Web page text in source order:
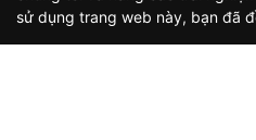
sử dụng trang web này, bạn đã